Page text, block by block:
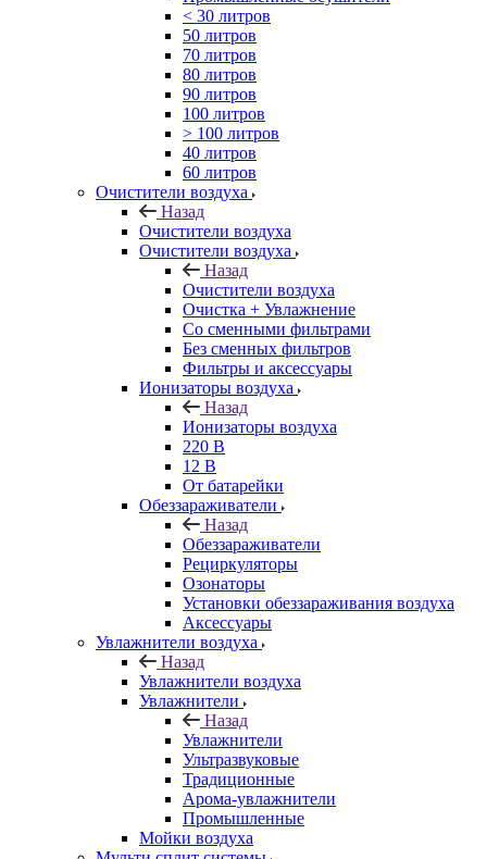
< 30 литров
50 литров
70 литров
80 литров
90 литров
100 литров
> 100 литров
40 литров
60 литров
Очистители воздуха
Назад
Очистители воздуха
Очистители воздуха
Назад
Очистители воздуха
Очистка + Увлажнение
Cо сменными фильтрами
Без сменных фильтров
Фильтры и аксессуары
Ионизаторы воздуха
Назад
Ионизаторы воздуха
220 В
12 В
От батарейки
Обеззараживатели
Назад
Обеззараживатели
Рециркуляторы
Озонаторы
Установки обеззараживания воздуха
Аксессуары
Увлажнители воздуха
Назад
Увлажнители воздуха
Увлажнители
Назад
Увлажнители
Ультразвуковые
Традиционные
Арома-увлажнители
Промышленные
Мойки воздуха